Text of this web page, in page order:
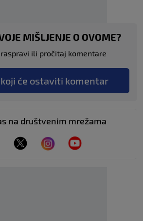
MIŠLJENJE O OVOME?
ili pročitaj komentare
će ostaviti komentar
na društvenim mrežama